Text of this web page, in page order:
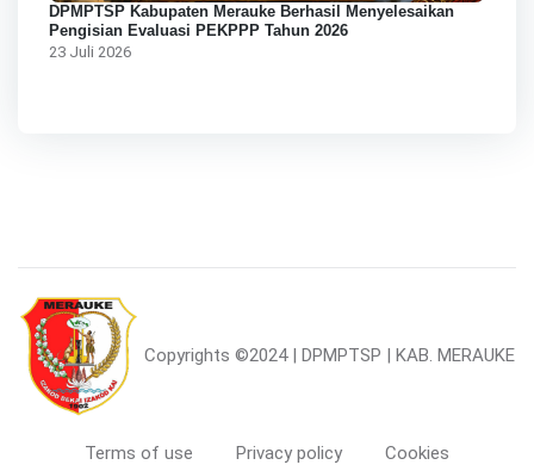
DPMPTSP Kabupaten Merauke Berhasil Menyelesaikan
Pengisian Evaluasi PEKPPP Tahun 2026
23 Juli 2026
Copyrights ©2024 | DPMPTSP | KAB. MERAUKE
Terms of use Privacy policy Cookies